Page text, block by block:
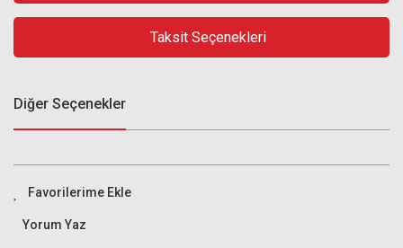
Taksit Seçenekleri
Diğer Seçenekler
Yorum Yaz